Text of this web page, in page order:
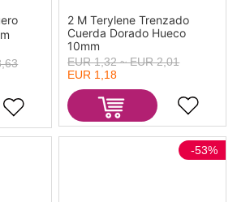
2 M Terylene Trenzado
Cuerda Dorado Hueco
10mm
EUR 1,32 ~ EUR 2,01
EUR 1,18
-53%